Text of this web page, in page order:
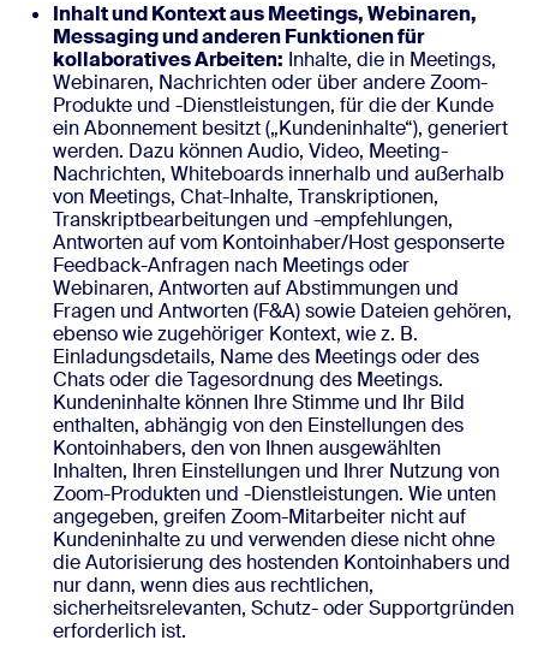
Inhalt und Kontext aus Meetings, Webinaren,
Messaging und anderen Funktionen für
kollaboratives Arbeiten: Inhalte, die in Meetings,
Webinaren, Nachrichten oder über andere Zoom-
Produkte und -Dienstleistungen, für die der Kunde
ein Abonnement besitzt („Kundeninhalte“), generiert
werden. Dazu können Audio, Video, Meeting-
Nachrichten, Whiteboards innerhalb und außerhalb
von Meetings, Chat-Inhalte, Transkriptionen,
Transkriptbearbeitungen und -empfehlungen,
Antworten auf vom Kontoinhaber/Host gesponserte
Feedback-Anfragen nach Meetings oder
Webinaren, Antworten auf Abstimmungen und
Fragen und Antworten (F&A) sowie Dateien gehören,
ebenso wie zugehöriger Kontext, wie z. B.
Einladungsdetails, Name des Meetings oder des
Chats oder die Tagesordnung des Meetings.
Kundeninhalte können Ihre Stimme und Ihr Bild
enthalten, abhängig von den Einstellungen des
Kontoinhabers, den von Ihnen ausgewählten
Inhalten, Ihren Einstellungen und Ihrer Nutzung von
Zoom-Produkten und -Dienstleistungen. Wie unten
angegeben, greifen Zoom-Mitarbeiter nicht auf
Kundeninhalte zu und verwenden diese nicht ohne
die Autorisierung des hostenden Kontoinhabers und
nur dann, wenn dies aus rechtlichen,
sicherheitsrelevanten, Schutz- oder Supportgründen
erforderlich ist.